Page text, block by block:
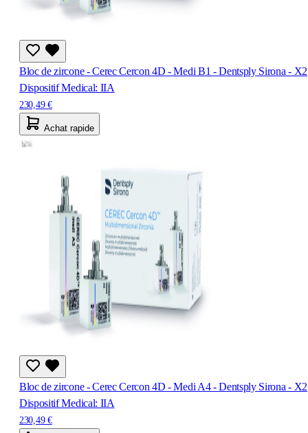
Bloc de zircone - Cerec Cercon 4D - Medi B1 - Dentsply Sirona - X2
Dispositif Medical: IIA
230,49 €
Achat rapide
Bloc de zircone - Cerec Cercon 4D - Medi A4 - Dentsply Sirona - X2
Dispositif Medical: IIA
230,49 €